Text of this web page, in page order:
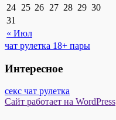
« Июл
24 25 26 27 28 29 30
31
чат рулетка 18+ пары
Интересное
секс чат рулетка
Сайт работает на WordPress